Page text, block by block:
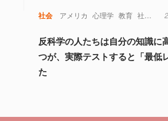
社会 アメリカ 心理学 教育 社会問題・社会哲学
反科学の人たちは自分の知識に
つが、実際テストすると「最低
た